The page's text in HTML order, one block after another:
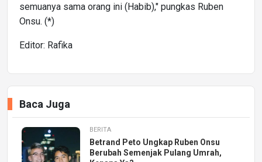
semuanya sama orang ini (Habib)," pungkas Ruben
Onsu. (*)
Editor: Rafika
Baca Juga
BERITA
Betrand Peto Ungkap Ruben Onsu
Berubah Semenjak Pulang Umrah,